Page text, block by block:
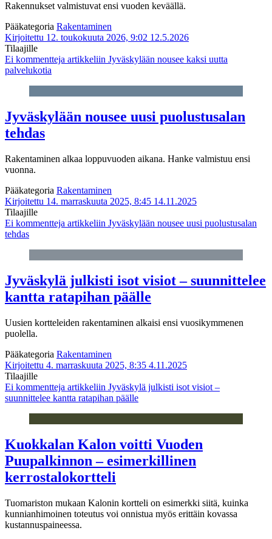
Rakennukset valmistuvat ensi vuoden keväällä.
Pääkategoria Rakentaminen
Kirjoitettu 12. toukokuuta 2026, 9:02 12.5.2026
Tilaajille
Ei kommentteja artikkeliin Jyväskylään nousee kaksi uutta
palvelukotia
Jyväskylään nousee uusi puolustusalan
tehdas
Rakentaminen alkaa loppuvuoden aikana. Hanke valmistuu ensi
vuonna.
Pääkategoria Rakentaminen
Kirjoitettu 14. marraskuuta 2025, 8:45 14.11.2025
Tilaajille
Ei kommentteja artikkeliin Jyväskylään nousee uusi puolustusalan
tehdas
Jyväskylä julkisti isot visiot – suunnittelee
kantta ratapihan päälle
Uusien kortteleiden rakentaminen alkaisi ensi vuosikymmenen
puolella.
Pääkategoria Rakentaminen
Kirjoitettu 4. marraskuuta 2025, 8:35 4.11.2025
Tilaajille
Ei kommentteja artikkeliin Jyväskylä julkisti isot visiot –
suunnittelee kantta ratapihan päälle
Kuokkalan Kalon voitti Vuoden
Puupalkinnon – esimerkillinen
kerrostalokortteli
Tuomariston mukaan Kalonin kortteli on esimerkki siitä, kuinka
kunnianhimoinen toteutus voi onnistua myös erittäin kovassa
kustannuspaineessa.